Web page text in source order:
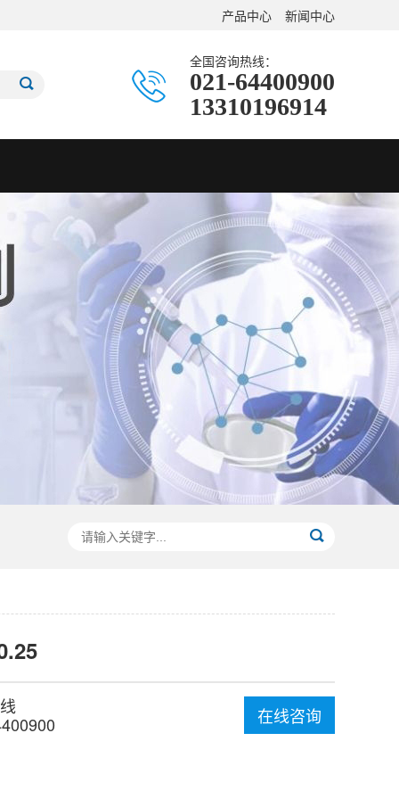
产品中心 新闻中心
全国咨询热线：
021-64400900
13310196914
在线咨询